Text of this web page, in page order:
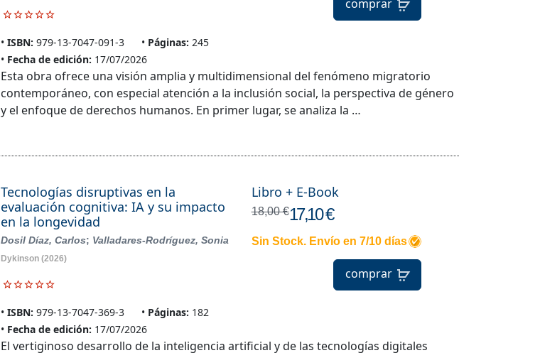
ISBN: 979-13-7047-091-3 Páginas: 245
Fecha de edición: 17/07/2026
comprar
Esta obra ofrece una visión amplia y multidimensional del fenómeno migratorio
contemporáneo, con especial atención a la inclusión social, la perspectiva de género
y el enfoque de derechos humanos. En primer lugar, se analiza la …
Tecnologías disruptivas en la
evaluación cognitiva: IA y su impacto
en la longevidad
Dosil Díaz, Carlos; Valladares-Rodríguez, Sonia
Dykinson (2026)
ISBN: 979-13-7047-369-3 Páginas: 182
Fecha de edición: 17/07/2026
Libro + E-Book
18,00 €17,10 €
Sin Stock. Envío en 7/10 días
comprar
El vertiginoso desarrollo de la inteligencia artificial y de las tecnologías digitales